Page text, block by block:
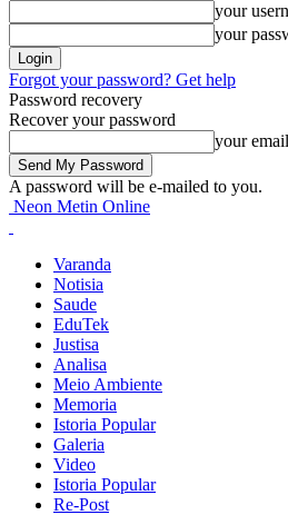
your
your
Forgot your password? Get help
Password recovery
Recover your password
your email
A password will be e-mailed to you.
Neon Metin Online
Varanda
Notisia
Saude
EduTek
Justisa
Analisa
Meio Ambiente
Memoria
Istoria Popular
Galeria
Video
Istoria Popular
Re-Post